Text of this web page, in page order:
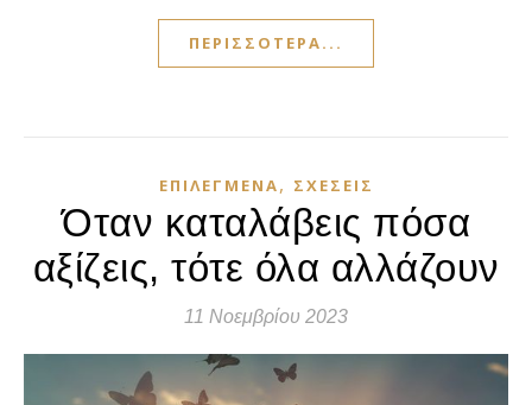
ΠΕΡΙΣΣΌΤΕΡΑ...
ΕΠΙΛΕΓΜΈΝΑ, ΣΧΈΣΕΙΣ
Όταν καταλάβεις πόσα
αξίζεις, τότε όλα αλλάζουν
11 Νοεμβρίου 2023